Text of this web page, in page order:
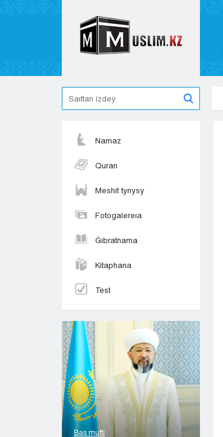
Namaz
Quran
Meshit tynysy
Fotogalereıa
Ǵıbratnama
Kitaphana
Test
Bas mufti